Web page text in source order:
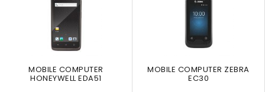
MOBILE COMPUTER
HONEYWELL EDA51
MOBILE COMPUTER ZEBRA
EC30